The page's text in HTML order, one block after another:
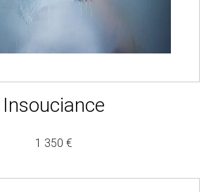
Insouciance
1 350 €